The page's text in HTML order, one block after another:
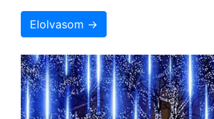
Elolvasom →